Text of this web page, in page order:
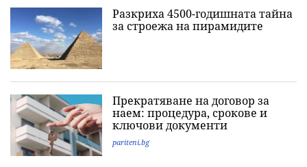
Разкриха 4500-годишната тайна
за строежа на пирамидите
Прекратяване на договор за
наем: процедура, срокове и
ключови документи
pariteni.bg